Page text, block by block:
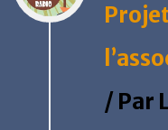
/ Par